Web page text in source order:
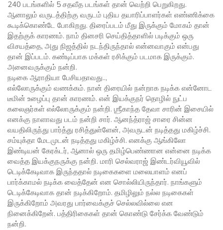
240 படங்களில் 5 சதவீத படங்கள் தான் வெற்றி பெறுகிறது.
ஆனாலும் வருடத்திற்கு வருடம் புதிய தயாரிப்பாளர்கள் எண்ணிக்கை
கூடிக்கொண்டே போகிறது. திரைப்படம் மீது இருக்கும் மோகம் தான்
இதற்குக் காரணம். நாம் தினசரி செய்தித்தாளில் படிக்கும் ஒரு
விசயத்தை, அது நிஜத்தில் நடந்திருந்தால் என்னவாகும் என்பது
தான் இப்படம். கண்டிப்பாக மக்கள் ரசிக்கும் படமாக இருக்கும்.
அனைவருக்கும் நன்றி.
நடிகை ஆராதியா பேசியதாவது..,
எல்லோருக்கும் வணக்கம். நான் திரையில் நன்றாக நடிக்க என்னோட
டீமின் உழைப்பு தான் காரணம். என் இயக்குநர் தொழில் நுட்ப
கலைஞர்கள் எல்லோருக்கும் நன்றி. ஶ்ரீகாந்த தேவா சாரின் இசையில்
எனக்கு நாளாவது படம் நன்றி சார். ஆனந்த்ராஜ் சாரை சின்ன
வயதிலிருந்து பார்த்து ரசித்துள்ளேன், அவருடன் நடித்தது மகிழ்ச்சி.
சம்யுக்தா மேடமுடன் நடித்தது மகிழ்ச்சி. எனக்கு ஆங்கிலோ
இண்டியன் கேரக்டர், ஆனால் ஒரு தமிழ்பெண்ணான என்னை நடிக்க
வைத்த இயக்குநருக்கு நன்றி. மாரி செல்வராஜ் இண்டர்வியூவில்
டெடிக்கேடிவாக இருந்ததால் நடிகைகளை மலையாளம் எனப்
பார்க்காமல் நடிக்க வைத்தேன் என சொல்லியிருந்தார். நாங்களும்
டெடிக்கேடிவாக தான் நடிக்கிறோம். தமிழிலும் நல்ல நடிகைகள்
இருக்கிறோம் அவரது பார்வைக்குச் செல்லவில்லை என
நினைக்கிறேன். பத்திரிகைகள் தான் கொண்டு சேர்க்க வேண்டும்
நன்றி.